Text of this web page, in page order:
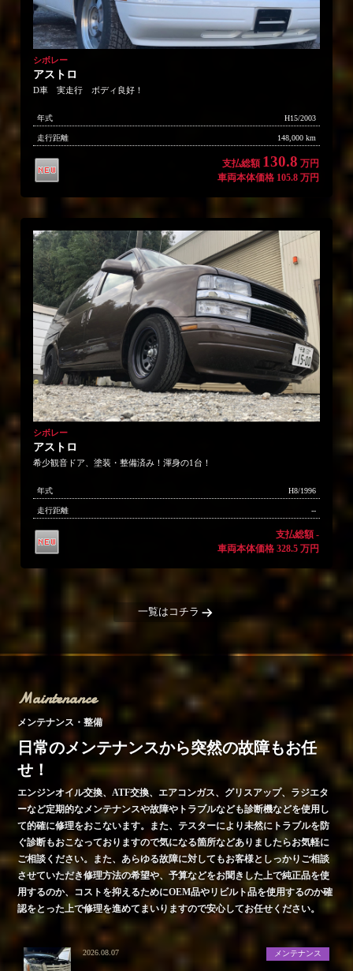
シボレー
アストロ
D車 実走行 ボディ良好！
年式 H15/2003
走行距離 148,000 km
支払総額 130.8 万円
車両本体価格 105.8 万円
シボレー
アストロ
希少観音ドア、塗装・整備済み！渾身の1台！
年式 H8/1996
走行距離 --
支払総額 -
車両本体価格 328.5 万円
一覧はコチラ
Maintenance
メンテナンス・整備
日常のメンテナンスから突然の故障もお任
せ！
エンジンオイル交換、ATF交換、エアコンガス、グリスアップ、ラジエタ
ーなど定期的なメンテナンスや故障やトラブルなども診断機などを使用し
て的確に修理をおこないます。また、テスターにより未然にトラブルを防
ぐ診断もおこなっておりますので気になる箇所などありましたらお気軽に
ご相談ください。また、あらゆる故障に対してもお客様としっかりご相談
させていただき修理方法の希望や、予算などをお聞きした上で純正品を使
用するのか、コストを抑えるためにOEM品やリビルト品を使用するのか確
認をとった上で修理を進めてまいりますので安心してお任せください。
メンテナンス
2026.08.07